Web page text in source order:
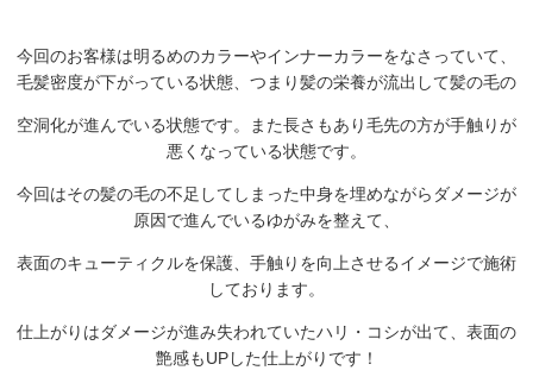
今回のお客様は明るめのカラーやインナーカラーをなさっていて、
毛髪密度が下がっている状態、つまり髪の栄養が流出して髪の毛の
空洞化が進んでいる状態です。また長さもあり毛先の方が手触りが
悪くなっている状態です。
今回はその髪の毛の不足してしまった中身を埋めながらダメージが
原因で進んでいるゆがみを整えて、
表面のキューティクルを保護、手触りを向上させるイメージで施術
しております。
仕上がりはダメージが進み失われていたハリ・コシが出て、表面の
艶感もUPした仕上がりです！